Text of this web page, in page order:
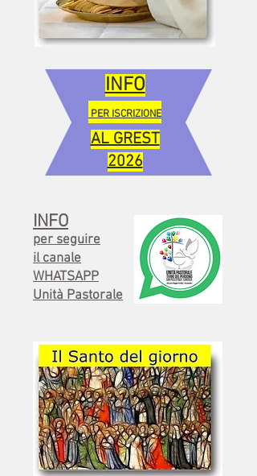
INFO
PER ISCRIZIONE
AL GREST
2026
INFO
per seguire
il canale
WHATSAPP
Unità Pastorale